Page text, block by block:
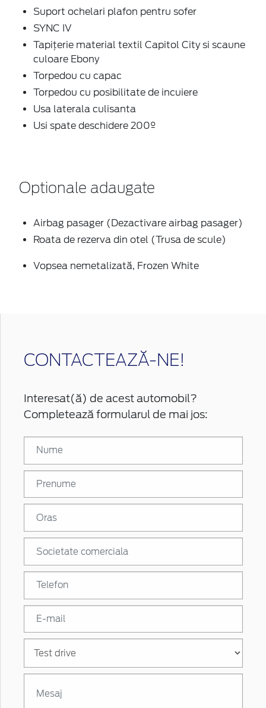
Suport ochelari plafon pentru sofer
SYNC IV
Tapițerie material textil Capitol City si scaune
culoare Ebony
Torpedou cu capac
Torpedou cu posibilitate de incuiere
Usa laterala culisanta
Usi spate deschidere 200º
Optionale adaugate
Airbag pasager (Dezactivare airbag pasager)
Roata de rezerva din otel (Trusa de scule)
Vopsea nemetalizată, Frozen White
CONTACTEAZĂ-NE!
Interesat(ă) de acest automobil?
Completează formularul de mai jos: